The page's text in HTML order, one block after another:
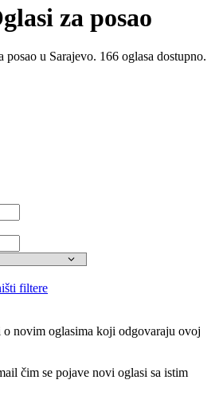
za posao
posao u Sarajevo. 166 oglasa dostupno.
filtere
novim oglasima koji odgovaraju ovoj
čim se pojave novi oglasi sa istim